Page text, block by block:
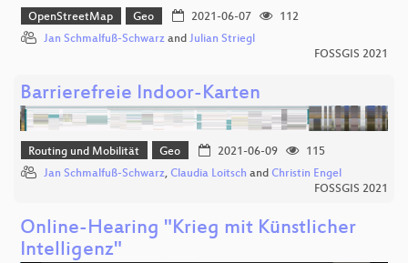
OpenStreetMap Geo 2021-06-07
112
Jan Schmalfuß-Schwarz and Julian Striegl
FOSSGIS 2021
Barrierefreie Indoor-Karten
Routing und Mobilität Geo 2021-06-09
115
Jan Schmalfuß-Schwarz, Claudia Loitsch and Christin Engel
FOSSGIS 2021
Online-Hearing "Krieg mit Künstlicher
Intelligenz"